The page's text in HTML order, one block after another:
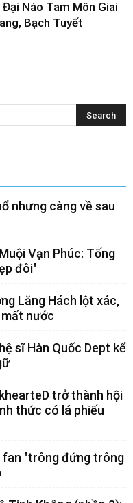
Náo Tam Môn Giai
Bạch Tuyết
nhưng càng về sau
Vạn Phúc: Tống
đôi"
Lăng Hách lột xác,
nước
sĩ Hàn Quốc Dept kể
trở thành hội
thức có lá phiếu
fan "trông đứng trông